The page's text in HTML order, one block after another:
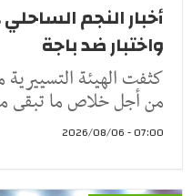
أخبار النجم
واختبار ضد باجة
كثفت الهيئة التسييرية
من أجل خلاص ما تبقى
07:00 - 2026/08/06